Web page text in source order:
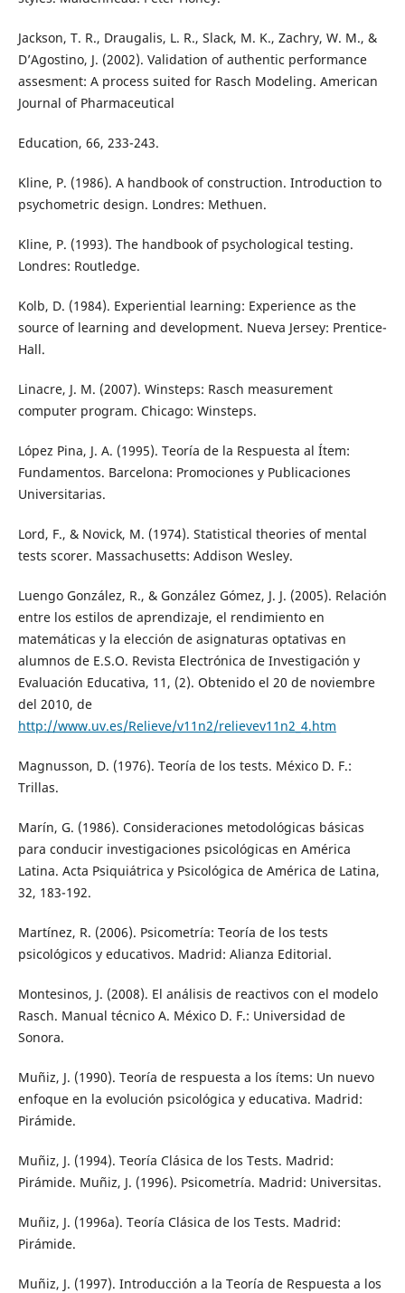
Jackson, T. R., Draugalis, L. R., Slack, M. K., Zachry, W. M., &
D’Agostino, J. (2002). Validation of authentic performance
assesment: A process suited for Rasch Modeling. American
Journal of Pharmaceutical
Education, 66, 233-243.
Kline, P. (1986). A handbook of construction. Introduction to
psychometric design. Londres: Methuen.
Kline, P. (1993). The handbook of psychological testing.
Londres: Routledge.
Kolb, D. (1984). Experiential learning: Experience as the
source of learning and development. Nueva Jersey: Prentice-
Hall.
Linacre, J. M. (2007). Winsteps: Rasch measurement
computer program. Chicago: Winsteps.
López Pina, J. A. (1995). Teoría de la Respuesta al Ítem:
Fundamentos. Barcelona: Promociones y Publicaciones
Universitarias.
Lord, F., & Novick, M. (1974). Statistical theories of mental
tests scorer. Massachusetts: Addison Wesley.
Luengo González, R., & González Gómez, J. J. (2005). Relación
entre los estilos de aprendizaje, el rendimiento en
matemáticas y la elección de asignaturas optativas en
alumnos de E.S.O. Revista Electrónica de Investigación y
Evaluación Educativa, 11, (2). Obtenido el 20 de noviembre
del 2010, de
http://www.uv.es/Relieve/v11n2/relievev11n2_4.htm
Magnusson, D. (1976). Teoría de los tests. México D. F.:
Trillas.
Marín, G. (1986). Consideraciones metodológicas básicas
para conducir investigaciones psicológicas en América
Latina. Acta Psiquiátrica y Psicológica de América de Latina,
32, 183-192.
Martínez, R. (2006). Psicometría: Teoría de los tests
psicológicos y educativos. Madrid: Alianza Editorial.
Montesinos, J. (2008). El análisis de reactivos con el modelo
Rasch. Manual técnico A. México D. F.: Universidad de
Sonora.
Muñiz, J. (1990). Teoría de respuesta a los ítems: Un nuevo
enfoque en la evolución psicológica y educativa. Madrid:
Pirámide.
Muñiz, J. (1994). Teoría Clásica de los Tests. Madrid:
Pirámide. Muñiz, J. (1996). Psicometría. Madrid: Universitas.
Muñiz, J. (1996a). Teoría Clásica de los Tests. Madrid:
Pirámide.
Muñiz, J. (1997). Introducción a la Teoría de Respuesta a los